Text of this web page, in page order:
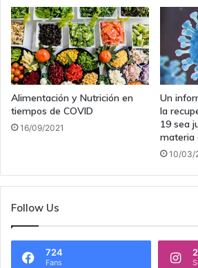
Alimentación y Nutrición en
tiempos de COVID
16/09/2021
Un
la
19 sea
materia
10/03/
Follow Us
724
Fans